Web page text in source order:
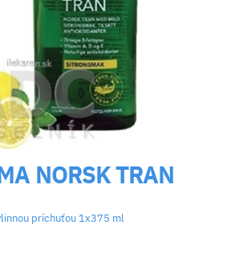
NORSK TRAN
príchuťou 1x375 ml